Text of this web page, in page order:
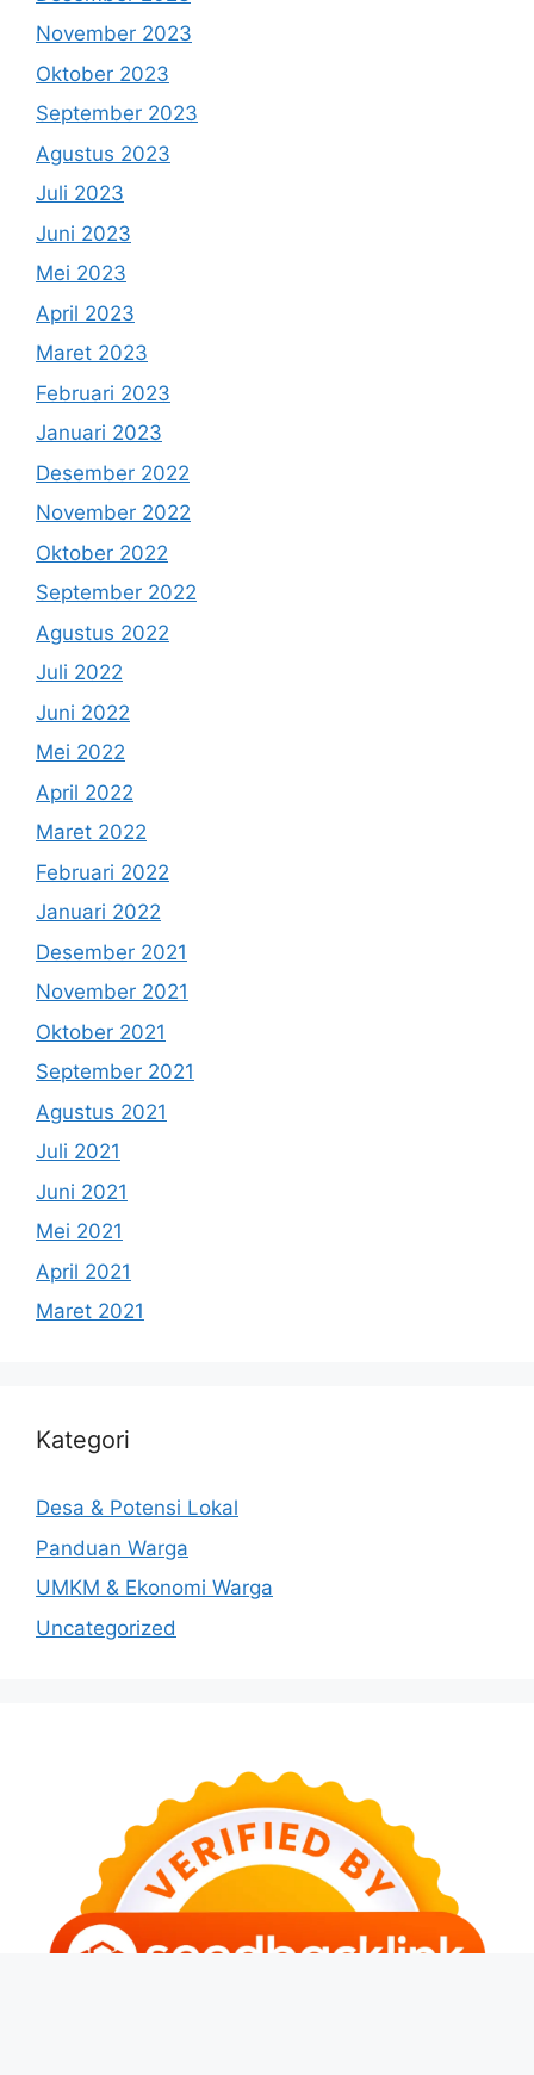
November 2023
Oktober 2023
September 2023
Agustus 2023
Juli 2023
Juni 2023
Mei 2023
April 2023
Maret 2023
Februari 2023
Januari 2023
Desember 2022
November 2022
Oktober 2022
September 2022
Agustus 2022
Juli 2022
Juni 2022
Mei 2022
April 2022
Maret 2022
Februari 2022
Januari 2022
Desember 2021
November 2021
Oktober 2021
September 2021
Agustus 2021
Juli 2021
Juni 2021
Mei 2021
April 2021
Maret 2021
Kategori
Desa & Potensi Lokal
Panduan Warga
UMKM & Ekonomi Warga
Uncategorized